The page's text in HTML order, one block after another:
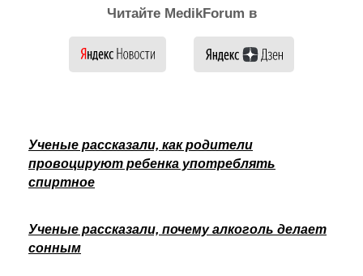
Читайте MedikForum в
Ученые рассказали, как родители
провоцируют ребенка употреблять
спиртное
Ученые рассказали, почему алкоголь делает
сонным